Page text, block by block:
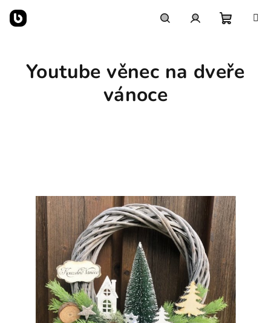
obsah
košík
Youtube věnec na dveře
vánoce